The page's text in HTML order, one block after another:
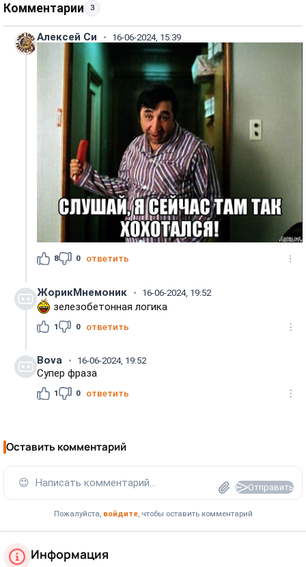
Комментарии 3
Алексей Си 16-06-2024, 15:39
8 0 ответить
ЖорикМнемоник 16-06-2024, 19:52
зелезобетонная логика
1 0 ответить
Bova 16-06-2024, 19:52
Супер фраза
1 0 ответить
Оставить комментарий
😊 Написать комментарий... Отправить
Пожалуйста, войдите, чтобы оставить комментарий
Информация